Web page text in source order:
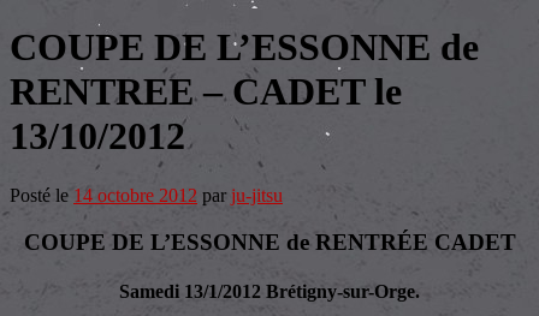
COUPE DE L’ESSONNE de
RENTREE – CADET le
13/10/2012
Posté le 14 octobre 2012 par ju-jitsu
COUPE DE L’ESSONNE de RENTRÉE CADET
Samedi 13/1/2012 Brétigny-sur-Orge.